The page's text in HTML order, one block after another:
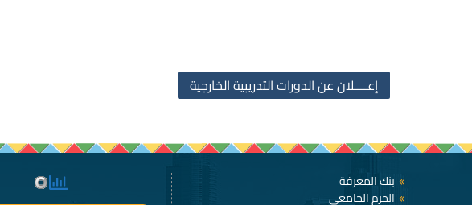
إعــــلان عن الدورات التدريبية الخارجية
بنك المعرفة
الحرم الجامعى